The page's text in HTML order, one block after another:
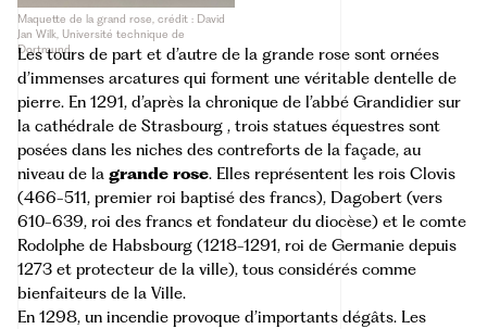
Maquette de la grand rose, crédit : David
Jan Wilk, Université technique de
Dortmund
Les tours de part et d’autre de la grande rose sont ornées
d’immenses arcatures qui forment une véritable dentelle de
pierre. En 1291, d’après la chronique de l’abbé Grandidier sur
la cathédrale de Strasbourg , trois statues équestres sont
posées dans les niches des contreforts de la façade, au
niveau de la grande rose. Elles représentent les rois Clovis
(466-511, premier roi baptisé des francs), Dagobert (vers
610-639, roi des francs et fondateur du diocèse) et le comte
Rodolphe de Habsbourg (1218-1291, roi de Germanie depuis
1273 et protecteur de la ville), tous considérés comme
bienfaiteurs de la Ville.
En 1298, un incendie provoque d’importants dégâts. Les